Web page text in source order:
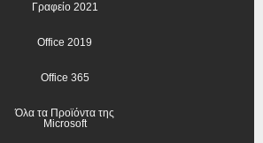
Γραφείο 2021
Office 2019
Office 365
Όλα τα Προϊόντα της
Microsoft